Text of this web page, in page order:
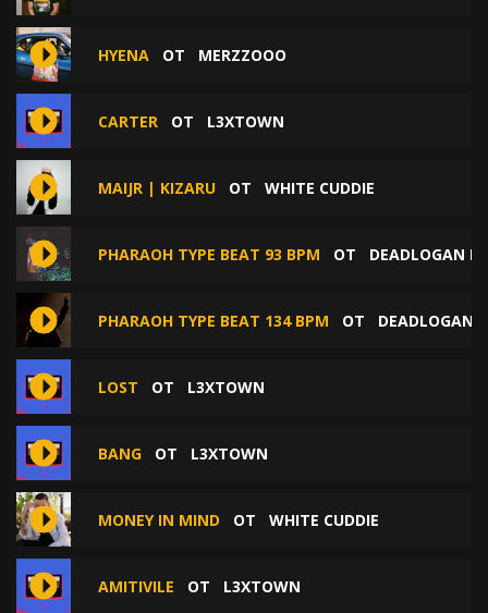
HYENA ОТ MERZZOOO
CARTER ОТ L3XTOWN
MAIJR | KIZARU ОТ WHITE CUDDIE
PHARAOH TYPE BEAT 93 BPM ОТ DEADLOGAN
PHARAOH TYPE BEAT 134 BPM ОТ DEADLOGAN
LOST ОТ L3XTOWN
BANG ОТ L3XTOWN
MONEY IN MIND ОТ WHITE CUDDIE
AMITIVILE ОТ L3XTOWN